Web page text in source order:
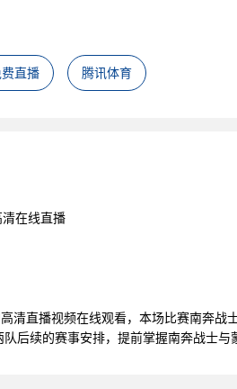
直播 腾讯体育
在线直播
清直播视频在线观看，本场比赛南奔
后续的赛事安排，提前掌握南奔战士与